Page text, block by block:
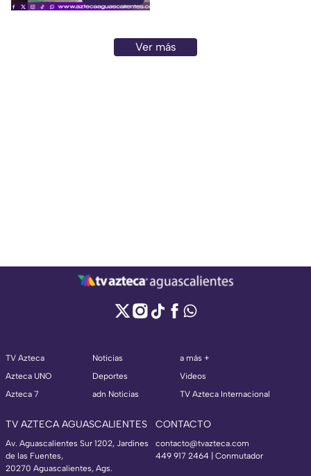
Ver más
TV Azteca
Azteca UNO
Azteca 7
Noticias
Deportes
adn Noticias
a más +
Videos
TV Azteca Internacional
TV AZTECA AGUASCALIENTES
Av. Aguascalientes Sur 1202, Jardines
de las Fuentes,
20270 Aguascalientes, Ags.
CONTACTO
contacto@tvazteca.com
449 917 2464 | Conmutador